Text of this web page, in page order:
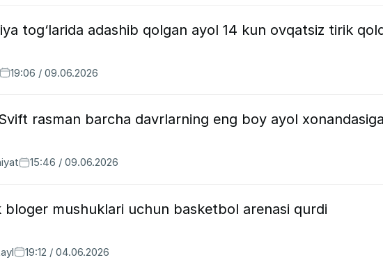
tog‘larida adashib qolgan ayol 14 kun ovqatsiz tirik
19:06 / 09.06.2026
rasman barcha davrlarning eng boy ayol
15:46 / 09.06.2026
bloger mushuklari uchun basketbol arenasi qurdi
19:12 / 04.06.2026